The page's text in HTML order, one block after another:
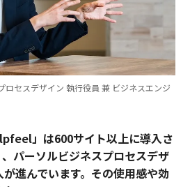
ロセスデザイン 執行役員 兼 ビジネスエンジ
」は600サイト以上に導入さ
パーソルビジネスプロセスデザ
進んでいます。その使用感や効